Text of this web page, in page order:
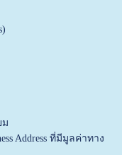
ม
Address ที่มีมูลค่าทาง